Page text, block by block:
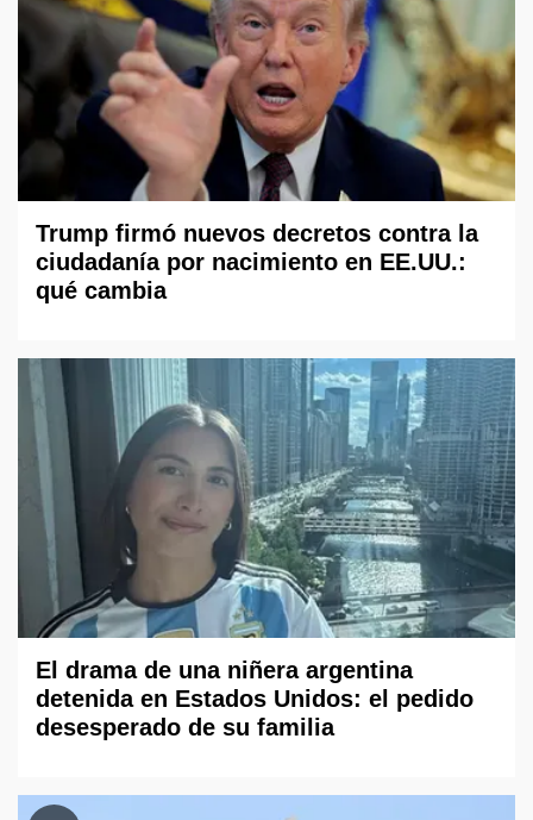
Trump firmó nuevos decretos contra la
ciudadanía por nacimiento en EE.UU.:
qué cambia
El drama de una niñera argentina
detenida en Estados Unidos: el pedido
desesperado de su familia